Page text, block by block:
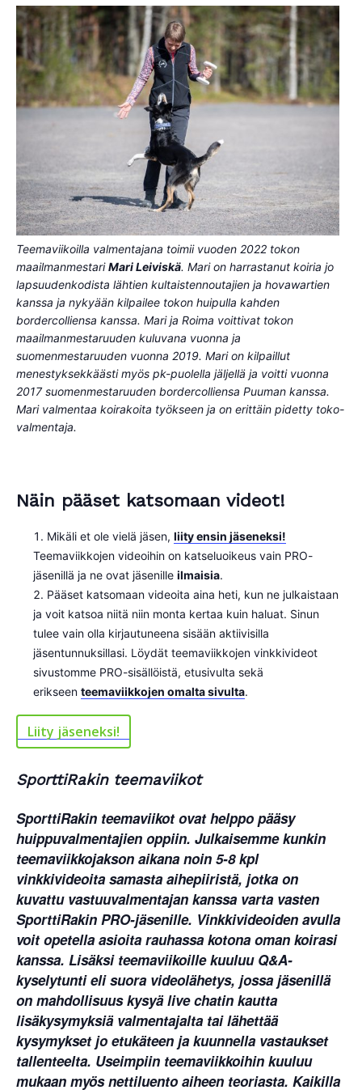
Teemaviikoilla valmentajana toimii vuoden 2022 tokon
maailmanmestariMari Leiviskä. Mari on harrastanut koiria jo
lapsuudenkodista lähtien kultaistennoutajien ja hovawartien
kanssa ja nykyään kilpailee tokon huipulla kahden
bordercolliensa kanssa. Mari ja Roima voittivat tokon
maailmanmestaruuden kuluvana vuonna ja
suomenmestaruuden vuonna 2019. Mari on kilpaillut
menestyksekkäästi myös pk-puolella jäljellä ja voitti vuonna
2017 suomenmestaruuden bordercolliensa Puuman kanssa.
Mari valmentaa koirakoita työkseen ja on erittäin pidetty toko-
valmentaja.
Näin pääset katsomaan videot!
Mikäli et ole vielä jäsen, liity ensin jäseneksi!
Teemaviikkojen videoihin on katseluoikeus vain PRO-
jäsenillä ja ne ovat jäsenille ilmaisia.
Pääset katsomaan videoita aina heti, kun ne julkaistaan
ja voit katsoa niitä niin monta kertaa kuin haluat. Sinun
tulee vain olla kirjautuneena sisään aktiivisilla
jäsentunnuksillasi. Löydät teemaviikkojen vinkkivideot
sivustomme PRO-sisällöistä, etusivulta sekä
erikseen teemaviikkojen omalta sivulta.
Liity jäseneksi!
SporttiRakin teemaviikot
SporttiRakin teemaviikot ovat helppo pääsy
huippuvalmentajien oppiin. Julkaisemme kunkin
teemaviikkojakson aikana noin 5-8 kpl
vinkkivideoita samasta aihepiiristä, jotka on
kuvattu vastuuvalmentajan kanssa varta vasten
SporttiRakin PRO-jäsenille. Vinkkivideoiden avulla
voit opetella asioita rauhassa kotona oman koirasi
kanssa. Lisäksi teemaviikoille kuuluu Q&A-
kyselytunti eli suora videolähetys, jossa jäsenillä
on mahdollisuus kysyä live chatin kautta
lisäkysymyksiä valmentajalta tai lähettää
kysymykset jo etukäteen ja kuunnella vastaukset
tallenteelta. Useimpiin teemaviikkoihin kuuluu
mukaan myös nettiluento aiheen teoriasta. Kaikilla